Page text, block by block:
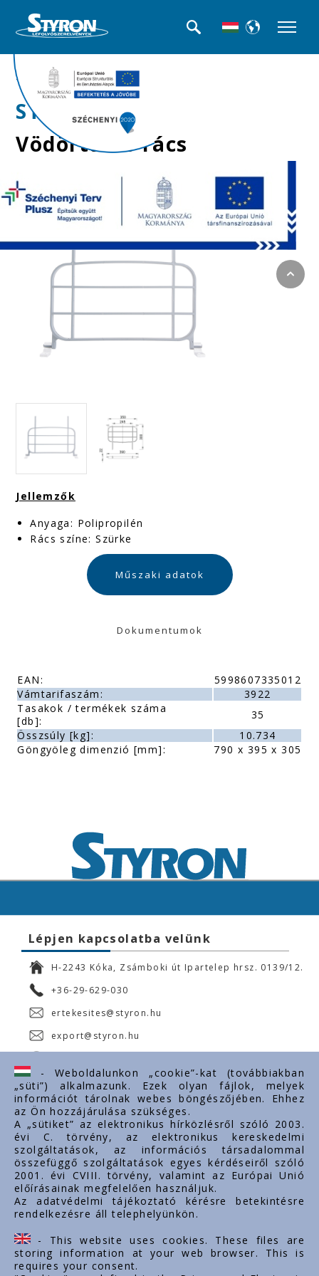
>>Falikút
STY-350-1
Vödörtartó rács
falikúthoz
Jellemzők
Anyaga: Polipropilén
Rács színe: Szürke
Műszaki adatok
Dokumentumok
EAN:
5998607335012
Vámtarifaszám:
3922
Tasakok / termékek száma
[db]:
35
Összsúly [kg]:
10.734
Göngyöleg dimenzió [mm]:
790 x 395 x 305
Lépjen kapcsolatba velünk
H-2243 Kóka, Zsámboki út Ipartelep hrsz. 0139/12.
+36-29-629-030
ertekesites@styron.hu
export@styron.hu
Fontos linkek
Rólunk
Dokumentumok
Kapcsolat
Karrier
Cég adatok
Tárhely adatok
Támogatások
- Weboldalunkon „cookie”-kat (továbbiakban
„süti”) alkalmazunk. Ezek olyan fájlok, melyek
információt tárolnak webes böngészőjében. Ehhez
az Ön hozzájárulása szükséges.
A „sütiket” az elektronikus hírközlésről szóló 2003.
évi C. törvény, az elektronikus kereskedelmi
szolgáltatások, az információs társadalommal
összefüggő szolgáltatások egyes kérdéseiről szóló
2001. évi CVIII. törvény, valamint az Európai Unió
előírásainak megfelelően használjuk.
Az adatvédelmi tájékoztató kérésre betekintésre
rendelkezésre áll telephelyünkön.
- This website uses cookies. These files are
storing information at your web browser. This is
requires your consent.